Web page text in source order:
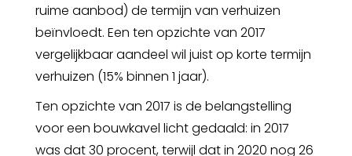
ruime aanbod) de termijn van verhuizen
beïnvloedt. Een ten opzichte van 2017
vergelijkbaar aandeel wil juist op korte termijn
verhuizen (15% binnen 1 jaar).
Ten opzichte van 2017 is de belangstelling
voor een bouwkavel licht gedaald: in 2017
was dat 30 procent, terwijl dat in 2020 nog 26